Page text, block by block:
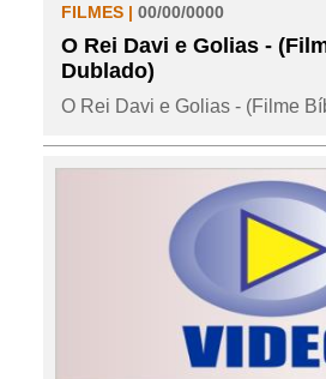
FILMES | 00/00/0000
O Rei Davi e Golias -
Dublado)
O Rei Davi e Golias - (Filme